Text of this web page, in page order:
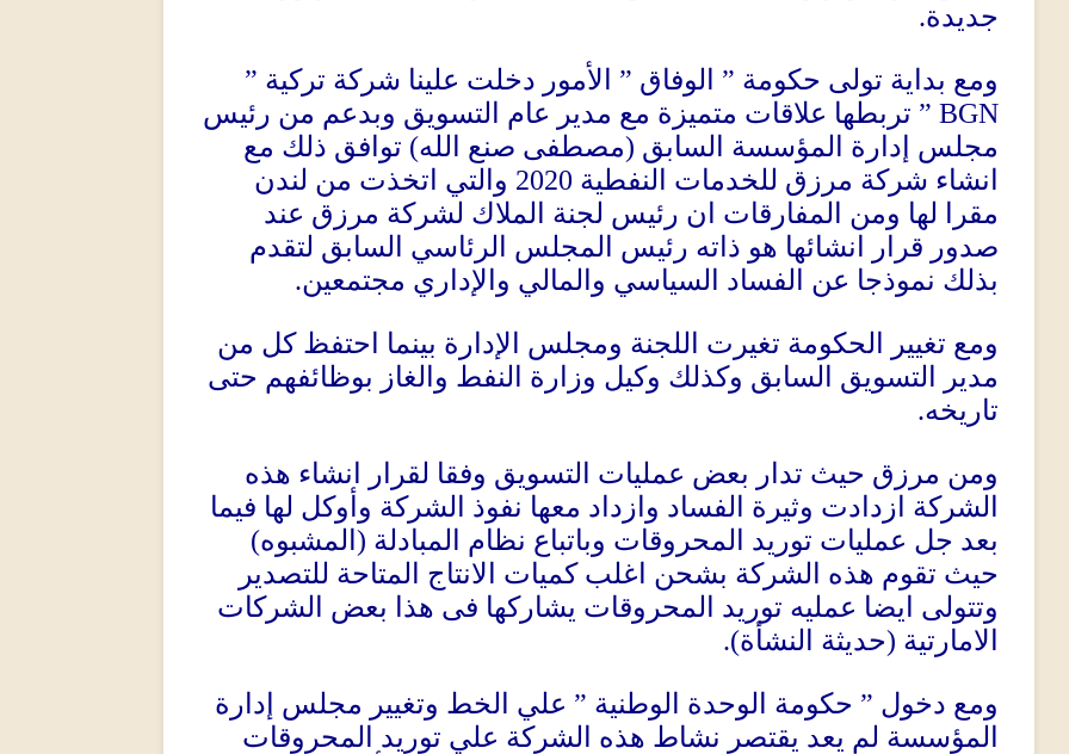
جديدة.
ومع بداية تولى حكومة ” الوفاق ” الأمور دخلت علينا شركة تركية ”
BGN ”
تربطها علاقات متميزة مع مدير عام التسويق وبدعم من رئيس
مجلس إدارة المؤسسة السابق (مصطفى صنع الله) توافق ذلك مع
انشاء شركة مرزق للخدمات النفطية 2020 والتي اتخذت من لندن
مقرا لها ومن المفارقات ان رئيس لجنة الملاك لشركة مرزق عند
صدور قرار انشائها هو ذاته رئيس المجلس الرئاسي السابق لتقدم
بذلك نموذجا عن الفساد السياسي والمالي والإداري مجتمعين.
ومع تغيير الحكومة تغيرت اللجنة ومجلس الإدارة بينما احتفظ كل من
مدير التسويق السابق وكذلك وكيل وزارة النفط والغاز بوظائفهم حتى
تاريخه.
ومن مرزق حيث تدار بعض عمليات التسويق وفقا لقرار انشاء هذه
الشركة ازدادت وثيرة الفساد وازداد معها نفوذ الشركة وأوكل لها فيما
بعد جل عمليات توريد المحروقات وباتباع نظام المبادلة ( المشبوه)
حيث تقوم هذه الشركة بشحن اغلب كميات الانتاج المتاحة للتصدير
وتتولى ايضا عمليه توريد المحروقات يشاركها فى هذا بعض الشركات
الامارتية (حديثة النشأة).
ومع دخول ” حكومة الوحدة الوطنية ” علي الخط وتغيير مجلس إدارة
المؤسسة لم يعد يقتصر نشاط هذه الشركة علي توريد المحروقات